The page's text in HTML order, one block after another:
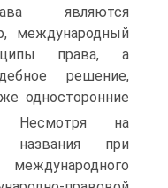
являются
международный
права, а
решение,
односторонние
на
названия при
международного